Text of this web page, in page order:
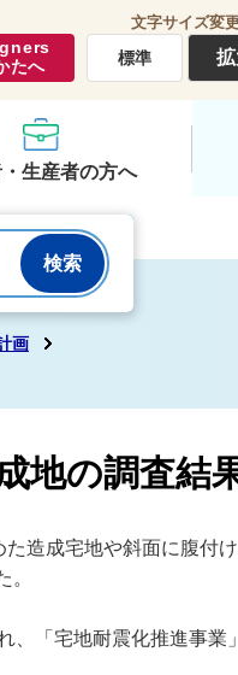
・行政
たへ
文字サイズ変
標準
生産者の方へ
画
地の調査結
造成宅地や斜面に腹付
「宅地耐震化推進事業